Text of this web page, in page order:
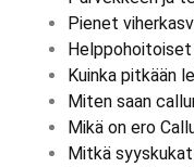
Pienet
Kuinka pitkään
Miten saan
Mikä on ero
Mitkä